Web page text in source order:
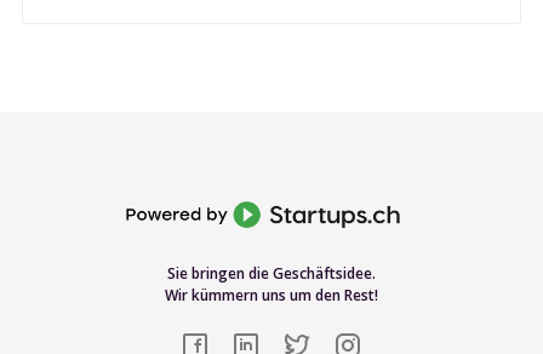
Sie bringen die Geschäftsidee.
Wir kümmern uns um den Rest!